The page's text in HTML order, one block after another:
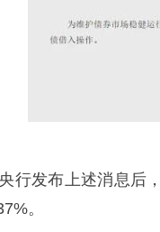
行发布上述消息后
。